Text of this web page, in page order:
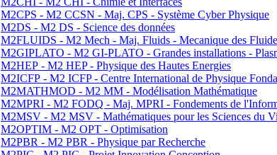
M2CPS - M2 CCSN - Maj. CPS - Système Cyber Physique
M2DS - M2 DS - Science des données
M2FLUIDS - M2 Mech - Maj. Fluids - Mecanique des
M2GIPLATO - M2 GI-PLATO - Grandes installations -
M2HEP - M2 HEP - Physique des Hautes Energies
M2ICFP - M2 ICFP - Centre International de Physique
M2MATHMOD - M2 MM - Modélisation Mathématique
M2MPRI - M2 FODQ - Maj. MPRI - Fondements de
M2MSV - M2 MSV - Mathématiques pour les Sciences du
M2OPTIM - M2 OPT - Optimisation
M2PBR - M2 PBR - Physique par Recherche